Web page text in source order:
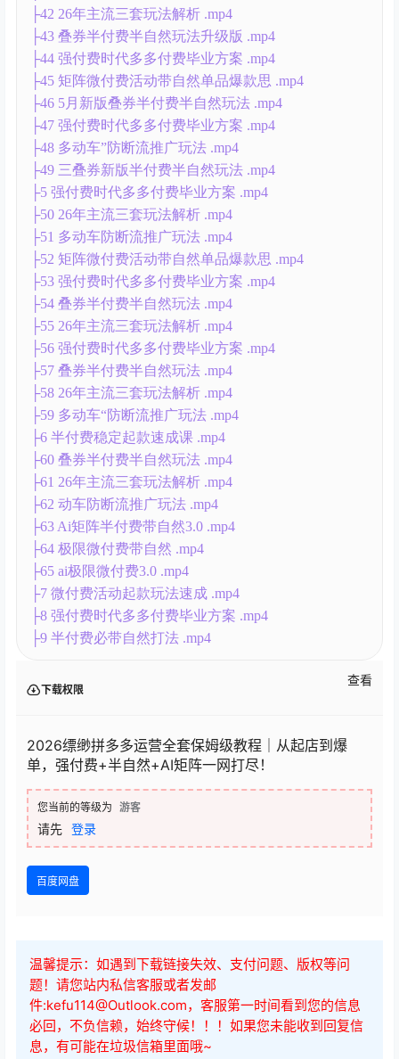
├42 26年主流三套玩法解析 .mp4
├43 叠券半付费半自然玩法升级版 .mp4
├44 强付费时代多多付费毕业方案 .mp4
├45 矩阵微付费活动带自然单品爆款思 .mp4
├46 5月新版叠券半付费半自然玩法 .mp4
├47 强付费时代多多付费毕业方案 .mp4
├48 多动车”防断流推广玩法 .mp4
├49 三叠券新版半付费半自然玩法 .mp4
├5 强付费时代多多付费毕业方案 .mp4
├50 26年主流三套玩法解析 .mp4
├51 多动车防断流推广玩法 .mp4
├52 矩阵微付费活动带自然单品爆款思 .mp4
├53 强付费时代多多付费毕业方案 .mp4
├54 叠券半付费半自然玩法 .mp4
├55 26年主流三套玩法解析 .mp4
├56 强付费时代多多付费毕业方案 .mp4
├57 叠券半付费半自然玩法 .mp4
├58 26年主流三套玩法解析 .mp4
├59 多动车“防断流推广玩法 .mp4
├6 半付费稳定起款速成课 .mp4
├60 叠券半付费半自然玩法 .mp4
├61 26年主流三套玩法解析 .mp4
├62 动车防断流推广玩法 .mp4
├63 Ai矩阵半付费带自然3.0 .mp4
├64 极限微付费带自然 .mp4
├65 ai极限微付费3.0 .mp4
├7 微付费活动起款玩法速成 .mp4
├8 强付费时代多多付费毕业方案 .mp4
├9 半付费必带自然打法 .mp4
下载权限
查看
2026缥缈拼多多运营全套保姆级教程｜从起店到爆
单，强付费+半自然+AI矩阵一网打尽！
您当前的等级为 游客
请先 登录
百度网盘
温馨提示：如遇到下载链接失效、支付问题、版权等问
题！请您站内私信客服或者发邮
件:kefu114@Outlook.com，客服第一时间看到您的信息
必回，不负信赖，始终守候！！！如果您未能收到回复信
息，有可能在垃圾信箱里面哦~